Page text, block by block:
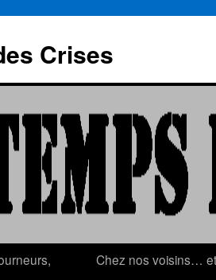
Crises
Chez nos voisins… et